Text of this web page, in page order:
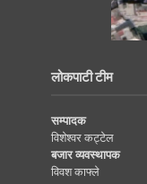
लोकपाटी टीम
सम्पादक
विशेश्वर कट्टेल
बजार व्यवस्थापक
विवश काफ्ले